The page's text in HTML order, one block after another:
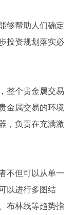
够帮助人们确定
投资规划落实必
整个贵金属交易
金属交易的环境
，负责在充满激
不但可以从单一
以进行多图结
布林线等趋势指